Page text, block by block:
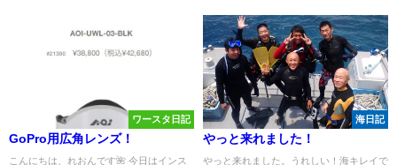
ワースタ日記
GoPro用広角レンズ！
こんにちは、れおんです🌺 今日はインス
海日記
やっと来れました！
やっと来れました。うれしい！海キレイで